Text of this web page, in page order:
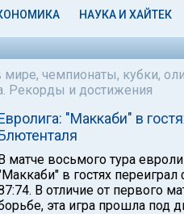
НАУКА И ХАЙТЕК
мире, чемпионаты, кубки,
Рекорды и достижения
"Маккаби" в
матче восьмого тура
в гостях
В отличие от первого
эта игра прошла под